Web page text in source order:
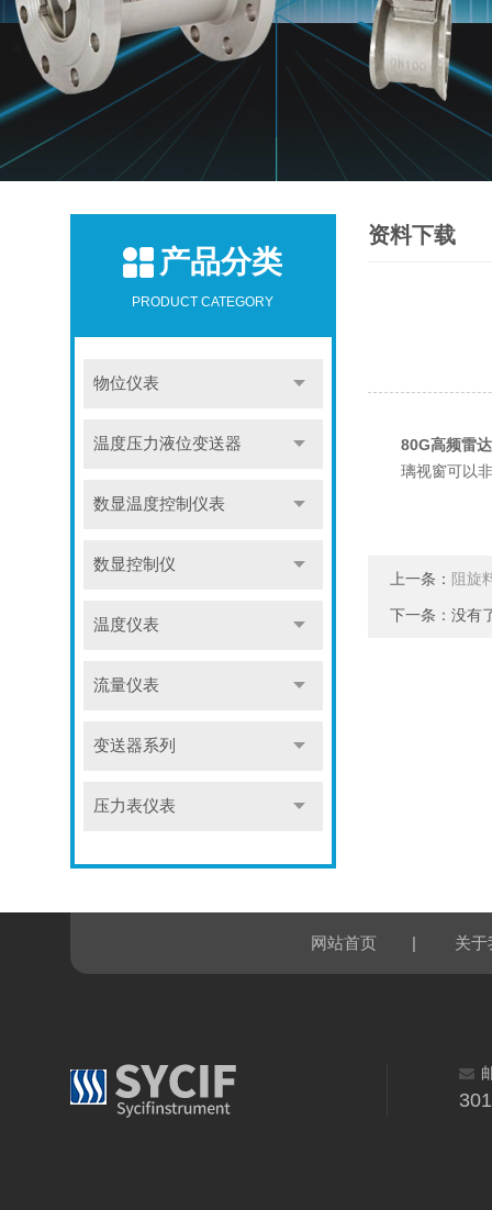
产品分类
PRODUCT CATEGORY
物位仪表
温度压力液位变送器
数显温度控制仪表
数显控制仪
温度仪表
流量仪表
变送器系列
压力表仪表
资料下载
80G高频雷
璃视窗可以
上一条： 阻旋
下一条：没有
网站首页 | 关于